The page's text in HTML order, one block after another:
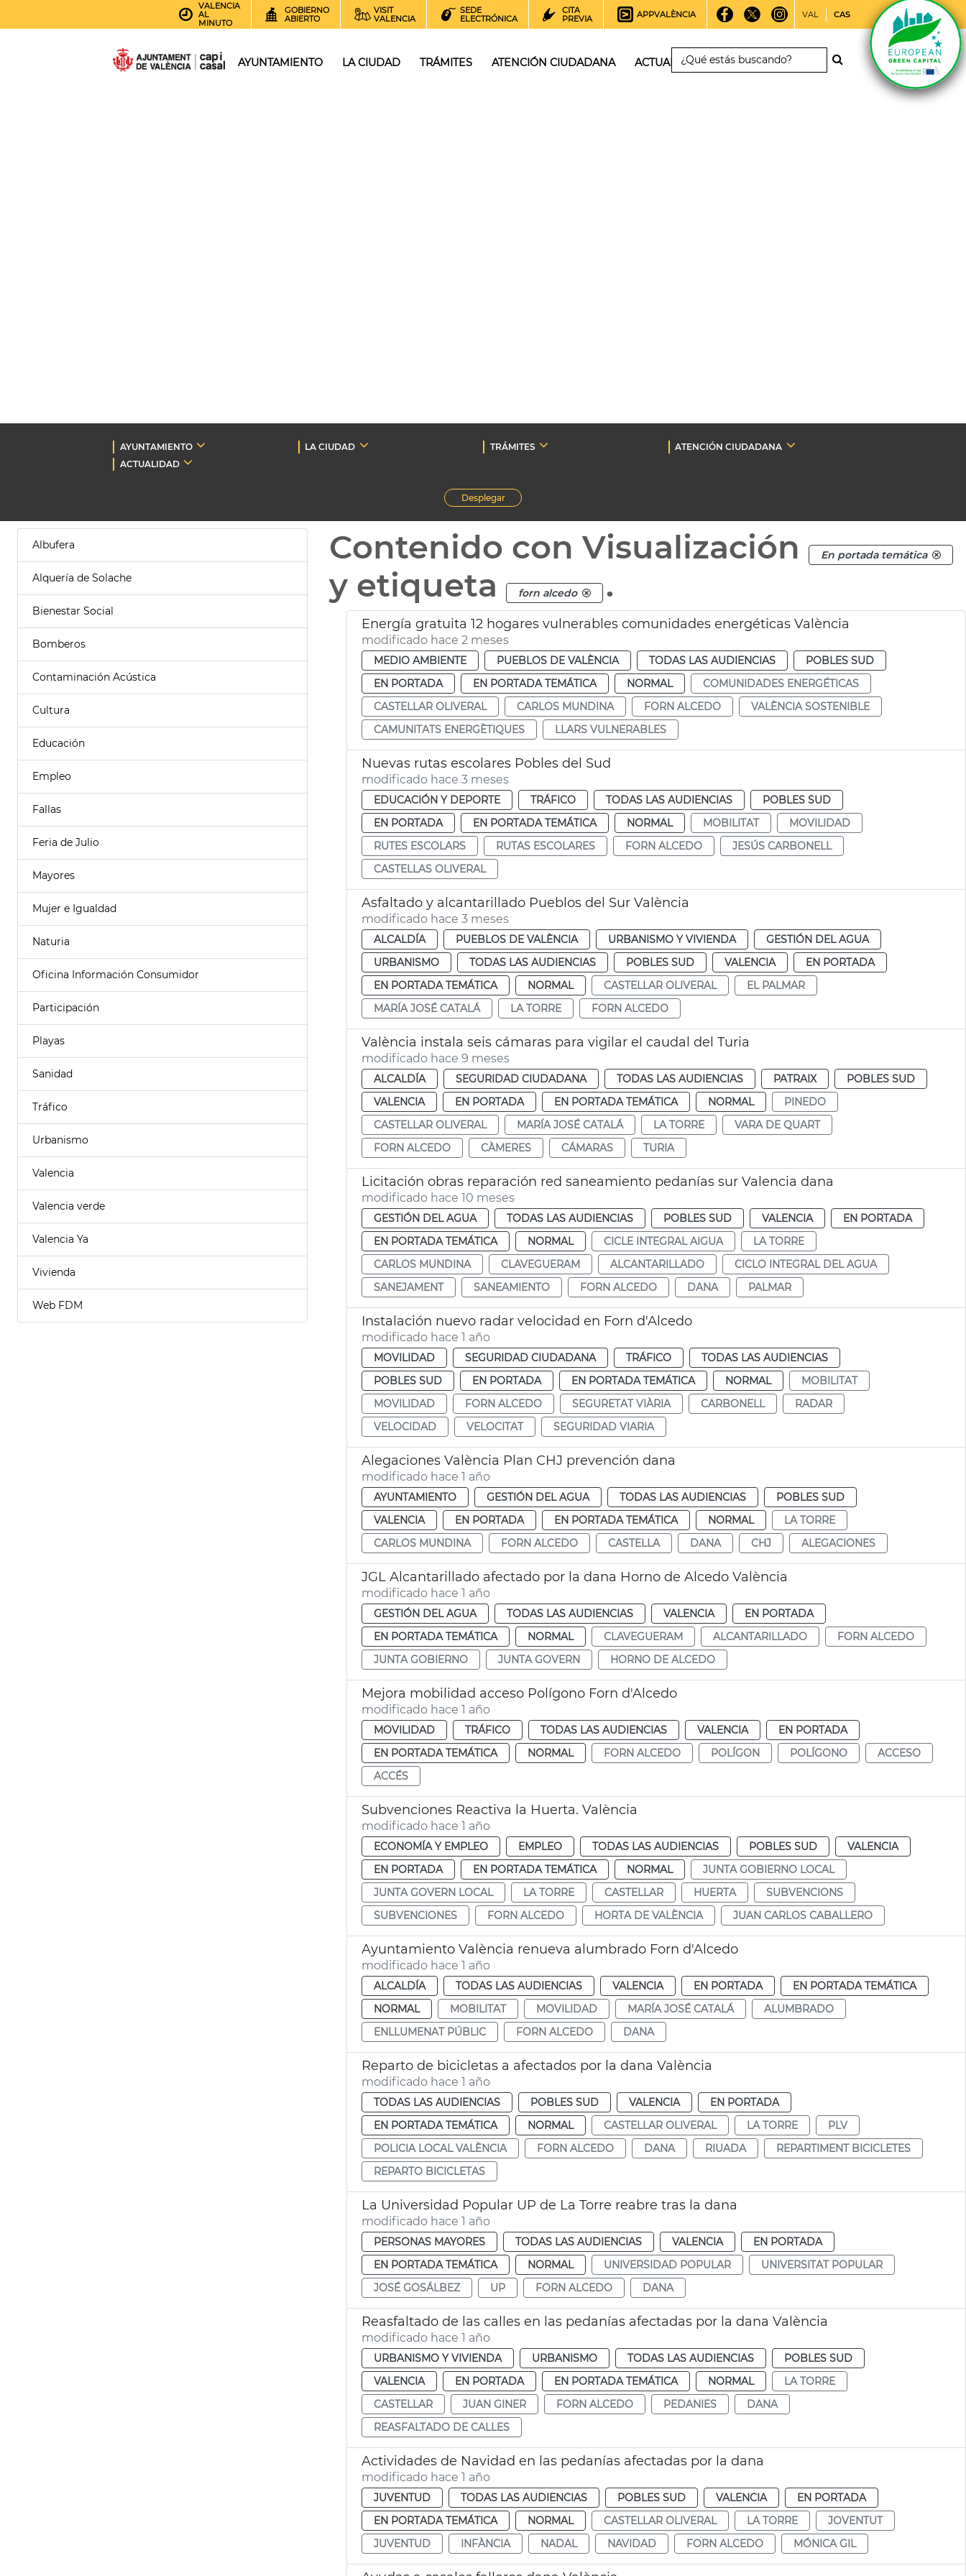
VALENCIA
AL
MINUTO
GOBIERNO
ABIERTO
VISIT
VALENCIA
SEDE
ELECTRÓNICA
CITA
PREVIA
APPVALÈNCIA VAL CAS
AYUNTAMIENTO LA CIUDAD TRÁMITES ATENCIÓN CIUDADANA ACTUALIDAD
AYUNTAMIENTO LA CIUDAD TRÁMITES
ATENCIÓN CIUDADANA
ACTUALIDAD
Desplegar
Albufera
Alquería de Solache
Bienestar Social
Bomberos
Contaminación Acústica
Cultura
Educación
Empleo
Fallas
Feria de Julio
Mayores
Mujer e Igualdad
Naturia
Oficina Información Consumidor
Participación
Playas
Sanidad
Tráfico
Urbanismo
Valencia
Valencia verde
Valencia Ya
Vivienda
Web FDM
Contenido con Visualización En portada temática
y etiqueta forn alcedo .
Energía gratuita 12 hogares vulnerables comunidades energéticas València
modificado hace 2 meses
MEDIO AMBIENTE PUEBLOS DE VALÈNCIA TODAS LAS AUDIENCIAS
POBLES SUD
EN PORTADA
EN PORTADA TEMÁTICA NORMAL
COMUNIDADES ENERGÉTICAS
CASTELLAR OLIVERAL
CARLOS MUNDINA FORN ALCEDO
VALÈNCIA SOSTENIBLE
CAMUNITATS ENERGÈTIQUES
LLARS VULNERABLES
Nuevas rutas escolares Pobles del Sud
modificado hace 3 meses
EDUCACIÓN Y DEPORTE TRÁFICO TODAS LAS AUDIENCIAS
POBLES SUD
EN PORTADA
EN PORTADA TEMÁTICA NORMAL MOBILITAT
MOVILIDAD
RUTES ESCOLARS
RUTAS ESCOLARES FORN ALCEDO
JESÚS CARBONELL
CASTELLAS OLIVERAL
Asfaltado y alcantarillado Pueblos del Sur València
modificado hace 3 meses
ALCALDÍA PUEBLOS DE VALÈNCIA URBANISMO Y VIVIENDA
GESTIÓN DEL AGUA
URBANISMO
TODAS LAS AUDIENCIAS POBLES SUD VALENCIA
EN PORTADA
EN PORTADA TEMÁTICA
NORMAL CASTELLAR OLIVERAL
EL PALMAR
MARÍA JOSÉ CATALÁ
LA TORRE FORN ALCEDO
València instala seis cámaras para vigilar el caudal del Turia
modificado hace 9 meses
ALCALDÍA SEGURIDAD CIUDADANA TODAS LAS AUDIENCIAS PATRAIX
POBLES SUD
VALENCIA
EN PORTADA EN PORTADA TEMÁTICA NORMAL
PINEDO
CASTELLAR OLIVERAL
MARÍA JOSÉ CATALÁ LA TORRE
VARA DE QUART
FORN ALCEDO
CÀMERES CÁMARAS TURIA
Licitación obras reparación red saneamiento pedanías sur Valencia dana
modificado hace 10 meses
GESTIÓN DEL AGUA TODAS LAS AUDIENCIAS POBLES SUD VALENCIA
EN PORTADA
EN PORTADA TEMÁTICA
NORMAL CICLE INTEGRAL AIGUA
LA TORRE
CARLOS MUNDINA
CLAVEGUERAM ALCANTARILLADO
CICLO INTEGRAL DEL AGUA
SANEJAMENT
SANEAMIENTO FORN ALCEDO DANA PALMAR
Instalación nuevo radar velocidad en Forn d'Alcedo
modificado hace 1 año
MOVILIDAD SEGURIDAD CIUDADANA TRÁFICO
TODAS LAS AUDIENCIAS
POBLES SUD
EN PORTADA EN PORTADA TEMÁTICA NORMAL
MOBILITAT
MOVILIDAD
FORN ALCEDO SEGURETAT VIÀRIA CARBONELL
RADAR
VELOCIDAD
VELOCITAT SEGURIDAD VIARIA
Alegaciones València Plan CHJ prevención dana
modificado hace 1 año
AYUNTAMIENTO GESTIÓN DEL AGUA TODAS LAS AUDIENCIAS
POBLES SUD
VALENCIA
EN PORTADA EN PORTADA TEMÁTICA NORMAL
LA TORRE
CARLOS MUNDINA
FORN ALCEDO CASTELLA DANA CHJ ALEGACIONES
JGL Alcantarillado afectado por la dana Horno de Alcedo València
modificado hace 1 año
GESTIÓN DEL AGUA TODAS LAS AUDIENCIAS VALENCIA
EN PORTADA
EN PORTADA TEMÁTICA
NORMAL CLAVEGUERAM ALCANTARILLADO
FORN ALCEDO
JUNTA GOBIERNO
JUNTA GOVERN HORNO DE ALCEDO
Mejora mobilidad acceso Polígono Forn d'Alcedo
modificado hace 1 año
MOVILIDAD TRÁFICO TODAS LAS AUDIENCIAS VALENCIA
EN PORTADA
EN PORTADA TEMÁTICA
NORMAL FORN ALCEDO POLÍGON POLÍGONO
ACCESO
ACCÉS
Subvenciones Reactiva la Huerta. València
modificado hace 1 año
ECONOMÍA Y EMPLEO EMPLEO TODAS LAS AUDIENCIAS POBLES SUD
VALENCIA
EN PORTADA
EN PORTADA TEMÁTICA NORMAL
JUNTA GOBIERNO LOCAL
JUNTA GOVERN LOCAL
LA TORRE CASTELLAR HUERTA
SUBVENCIONS
SUBVENCIONES
FORN ALCEDO HORTA DE VALÈNCIA JUAN CARLOS CABALLERO
Ayuntamiento València renueva alumbrado Forn d'Alcedo
modificado hace 1 año
ALCALDÍA TODAS LAS AUDIENCIAS VALENCIA EN PORTADA
EN PORTADA TEMÁTICA
NORMAL
MOBILITAT MOVILIDAD MARÍA JOSÉ CATALÁ
ALUMBRADO
ENLLUMENAT PÚBLIC
FORN ALCEDO DANA
Reparto de bicicletas a afectados por la dana València
modificado hace 1 año
TODAS LAS AUDIENCIAS POBLES SUD VALENCIA
EN PORTADA
EN PORTADA TEMÁTICA
NORMAL CASTELLAR OLIVERAL LA TORRE
PLV
POLICIA LOCAL VALÈNCIA
FORN ALCEDO DANA RIUADA
REPARTIMENT BICICLETES
REPARTO BICICLETAS
La Universidad Popular UP de La Torre reabre tras la dana
modificado hace 1 año
PERSONAS MAYORES TODAS LAS AUDIENCIAS VALENCIA
EN PORTADA
EN PORTADA TEMÁTICA
NORMAL UNIVERSIDAD POPULAR
UNIVERSITAT POPULAR
JOSÉ GOSÁLBEZ
UP FORN ALCEDO DANA
Reasfaltado de las calles en las pedanías afectadas por la dana València
modificado hace 1 año
URBANISMO Y VIVIENDA URBANISMO TODAS LAS AUDIENCIAS
POBLES SUD
VALENCIA
EN PORTADA EN PORTADA TEMÁTICA NORMAL
LA TORRE
CASTELLAR
JUAN GINER FORN ALCEDO PEDANIES
DANA
REASFALTADO DE CALLES
Actividades de Navidad en las pedanías afectadas por la dana
modificado hace 1 año
JUVENTUD TODAS LAS AUDIENCIAS POBLES SUD VALENCIA
EN PORTADA
EN PORTADA TEMÁTICA
NORMAL CASTELLAR OLIVERAL LA TORRE
JOVENTUT
JUVENTUD
INFÀNCIA NADAL NAVIDAD FORN ALCEDO MÓNICA GIL